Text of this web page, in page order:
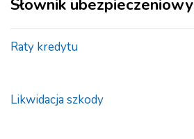
Słownik ubezpieczeniowy
Raty kredytu
Likwidacja szkody